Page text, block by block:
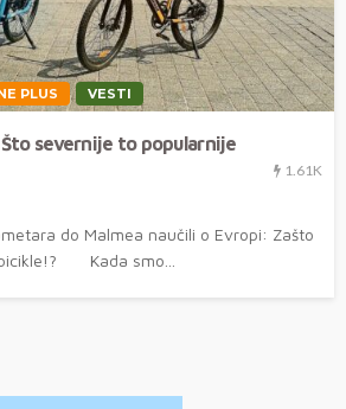
PLUS VESTI
severnije to popularnije
1.61K
do Malmea naučili o Evropi: Zašto
Kada smo...